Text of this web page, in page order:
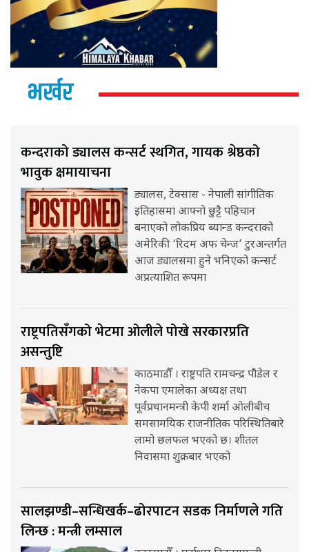
भर्खर
कन्दराको ड्यालस कन्सर्ट स्थगित, गायक श्रेष्ठको
भावुक क्षमायाचना
ड्यालस, टेक्सास - नेपाली सांगीतिक
इतिहासमा आफ्नो छुट्टै पहिचान
बनाएको लोकप्रिय ब्यान्ड कन्दराको
अमेरिकी ‘रिदम अफ चेन्ज’ टुरअन्तर्गत
आज ड्यालसमा हुने भनिएको कन्सर्ट
अप्रत्याशित रूपमा
राष्ट्रपतिसँगको भेटमा ओलीले पोखे सरकारप्रति
असन्तुष्टि
काठमाडौँ । राष्ट्रपति रामचन्द्र पौडेल र
नेकपा एमालेका अध्यक्ष तथा
पूर्वप्रधानमन्त्री केपी शर्मा ओलीबीच
समसामयिक राजनीतिक परिस्थितिबारे
लामो छलफल भएको छ। शीतल
निवासमा शुक्रबार भएको
सालझण्डी–सन्धिखर्क–ढोरपाटन सडक निर्माणले गति
लिन्छ : मन्त्री लम्साल